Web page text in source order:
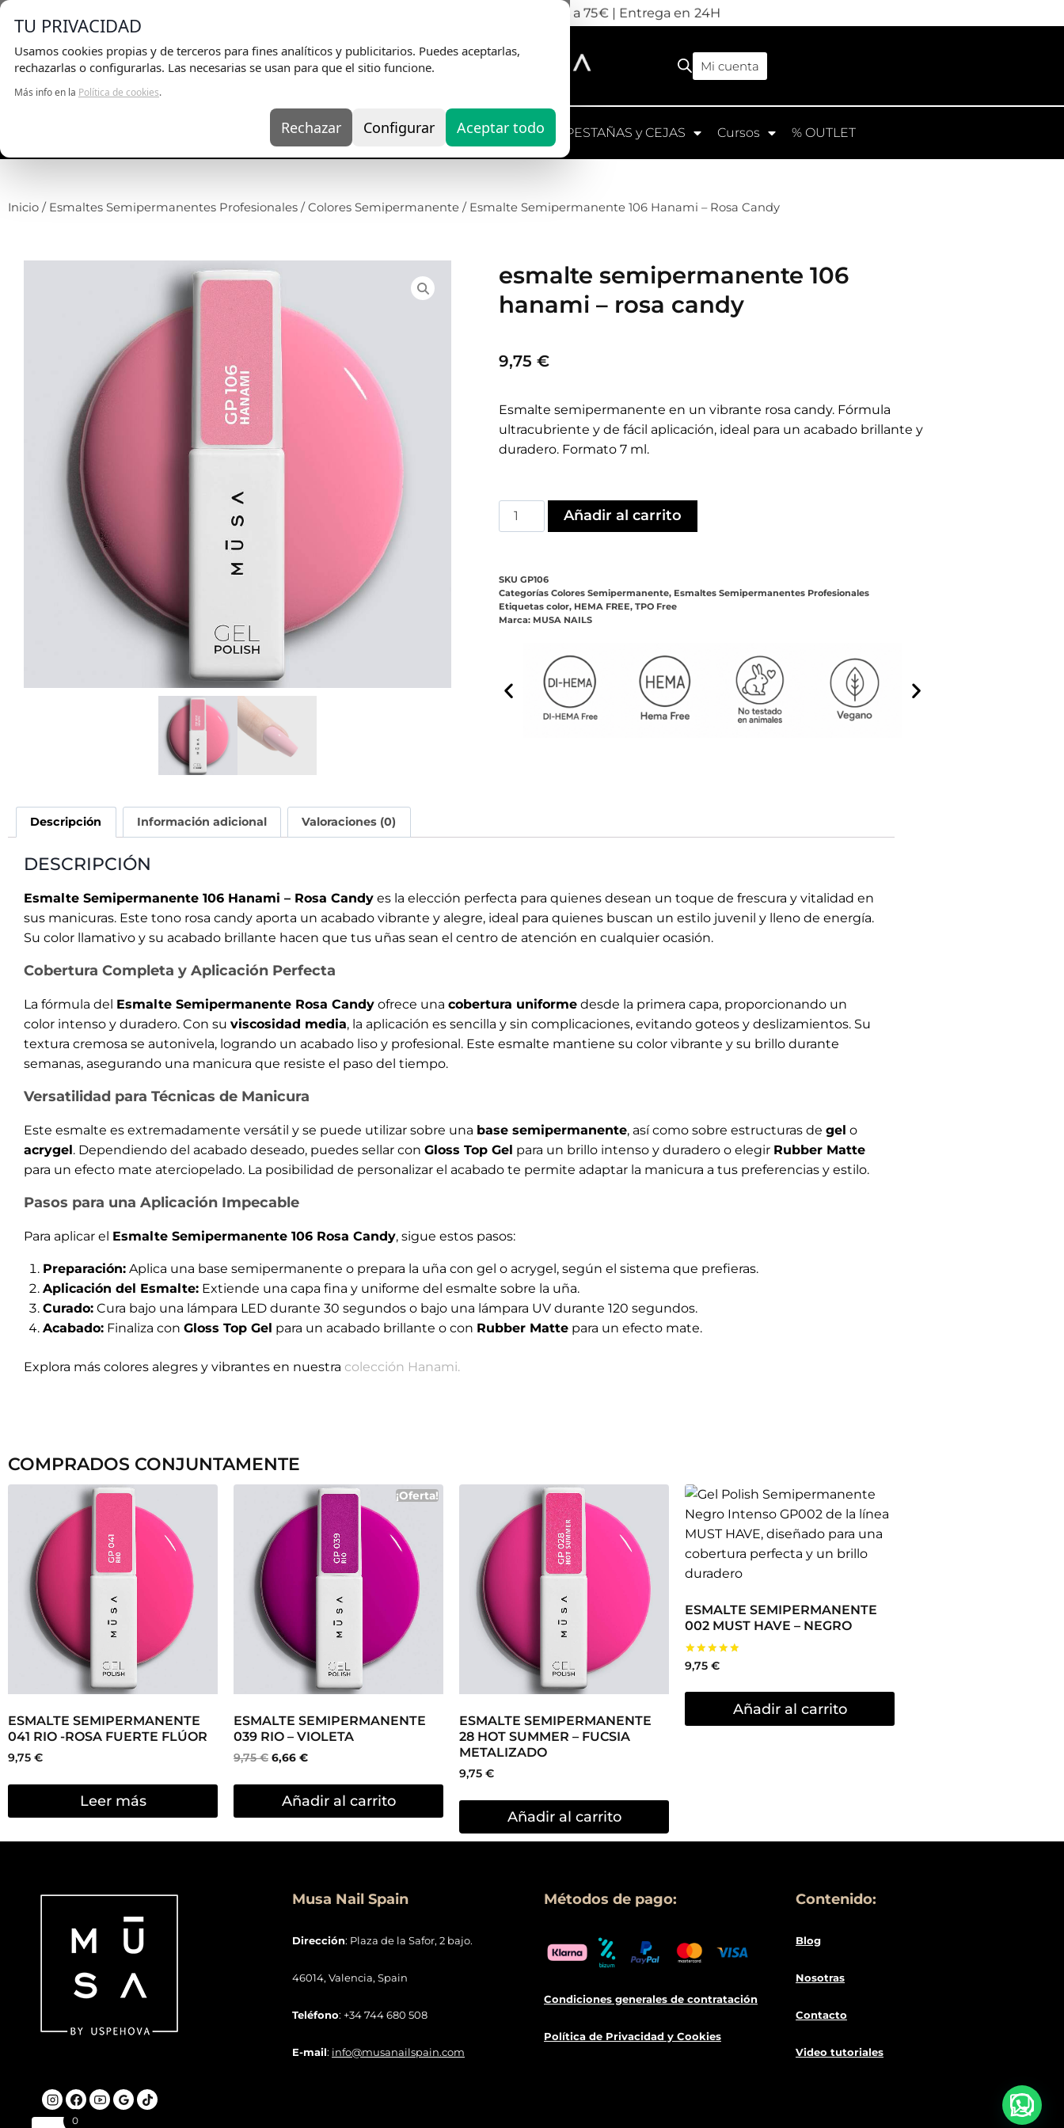
TU PRIVACIDAD
Usamos cookies propias y de terceros para fines analíticos y publicitarios. Puedes aceptarlas,
rechazarlas o configurarlas. Las necesarias se usan para que el sitio funcione.
Más info en la Política de cookies.
Rechazar Configurar Aceptar todo
en pedidos superiores a 75€ | Entrega en 24H
Mi cuenta
KITS EQUIPOS HERRAMIENTAS PESTAÑAS y CEJAS Cursos % OUTLET
Inicio / Esmaltes Semipermanentes Profesionales /Colores Semipermanente / Esmalte Semipermanente 106 Hanami – Rosa Candy
esmalte semipermanente 106
hanami – rosa candy
9,75 €
Esmalte semipermanente en un vibrante rosa candy. Fórmula
ultracubriente y de fácil aplicación, ideal para un acabado brillante y
duradero. Formato 7 ml.
Añadir al carrito
SKU GP106
Categorías Colores Semipermanente, Esmaltes Semipermanentes Profesionales
Etiquetas color, HEMA FREE, TPO Free
Marca: MUSA NAILS
Descripción Información adicional Valoraciones (0)
DESCRIPCIÓN
Esmalte Semipermanente 106 Hanami – Rosa Candy es la elección perfecta para quienes desean un toque de frescura y vitalidad en
sus manicuras. Este tono rosa candy aporta un acabado vibrante y alegre, ideal para quienes buscan un estilo juvenil y lleno de energía.
Su color llamativo y su acabado brillante hacen que tus uñas sean el centro de atención en cualquier ocasión.
Cobertura Completa y Aplicación Perfecta
La fórmula del Esmalte Semipermanente Rosa Candy ofrece una cobertura uniforme desde la primera capa, proporcionando un
color intenso y duradero. Con su viscosidad media, la aplicación es sencilla y sin complicaciones, evitando goteos y deslizamientos. Su
textura cremosa se autonivela, logrando un acabado liso y profesional. Este esmalte mantiene su color vibrante y su brillo durante
semanas, asegurando una manicura que resiste el paso del tiempo.
Versatilidad para Técnicas de Manicura
Este esmalte es extremadamente versátil y se puede utilizar sobre una base semipermanente, así como sobre estructuras de gel o
acrygel. Dependiendo del acabado deseado, puedes sellar con Gloss Top Gel para un brillo intenso y duradero o elegir Rubber Matte
para un efecto mate aterciopelado. La posibilidad de personalizar el acabado te permite adaptar la manicura a tus preferencias y estilo.
Pasos para una Aplicación Impecable
Para aplicar el Esmalte Semipermanente 106 Rosa Candy, sigue estos pasos:
Preparación: Aplica una base semipermanente o prepara la uña con gel o acrygel, según el sistema que prefieras.
Aplicación del Esmalte: Extiende una capa fina y uniforme del esmalte sobre la uña.
Curado: Cura bajo una lámpara LED durante 30 segundos o bajo una lámpara UV durante 120 segundos.
Acabado: Finaliza con Gloss Top Gel para un acabado brillante o con Rubber Matte para un efecto mate.
Explora más colores alegres y vibrantes en nuestra colección Hanami.
COMPRADOS CONJUNTAMENTE
ESMALTE SEMIPERMANENTE
041 RIO -ROSA FUERTE FLÚOR
9,75 €
Leer más
¡Oferta!
ESMALTE SEMIPERMANENTE
039 RIO – VIOLETA
9,75€ 6,66 €
Añadir al carrito
ESMALTE SEMIPERMANENTE
28 HOT SUMMER – FUCSIA
METALIZADO
9,75 €
Añadir al carrito
ESMALTE SEMIPERMANENTE
002 MUST HAVE – NEGRO
Valorado
con
de 5
9,75 €
Añadir al carrito
Musa Nail Spain
Dirección: Plaza de la Safor, 2 bajo.
46014, Valencia, Spain
Teléfono: +34 744 680 508
E-mail: info@musanailspain.com
Métodos de pago:
Condiciones generales de contratación
Política de Privacidad y Cookies
Contenido:
Blog
Nosotras
Contacto
Video tutoriales
0